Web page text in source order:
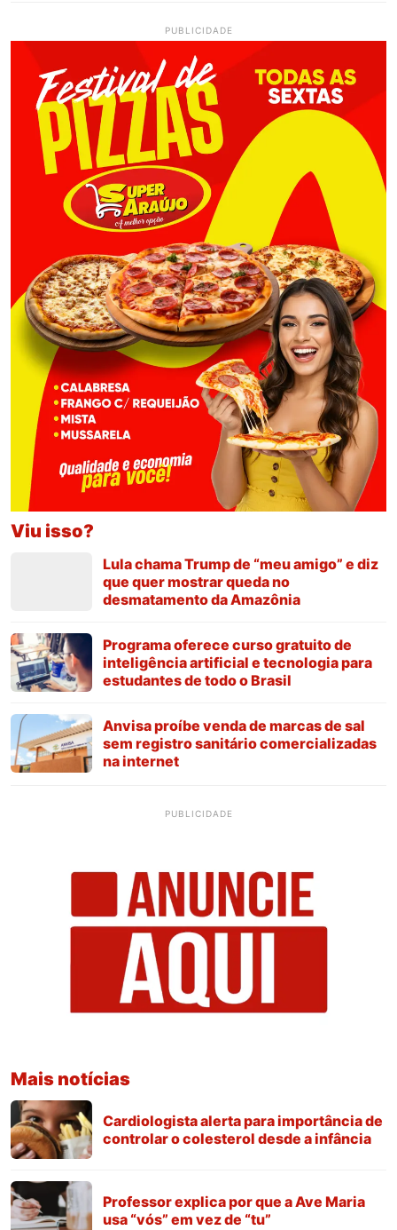
PUBLICIDADE
Viu isso?
Lula chama Trump de “meu amigo” e diz
que quer mostrar queda no
desmatamento da Amazônia
Programa oferece curso gratuito de
inteligência artificial e tecnologia para
estudantes de todo o Brasil
Anvisa proíbe venda de marcas de sal
sem registro sanitário comercializadas
na internet
PUBLICIDADE
Mais notícias
Cardiologista alerta para importância de
controlar o colesterol desde a infância
Professor explica por que a Ave Maria
usa “vós” em vez de “tu”